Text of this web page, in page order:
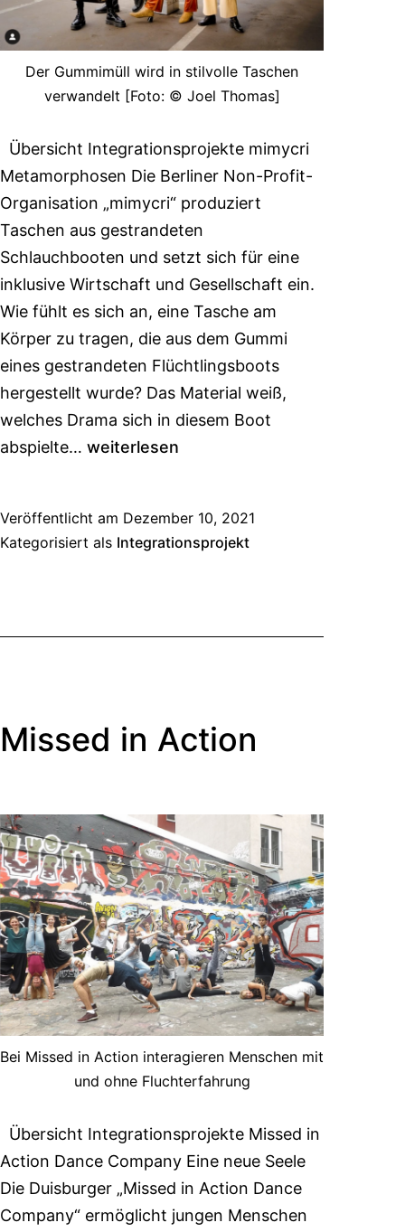
Der Gummimüll wird in stilvolle Taschen
verwandelt [Foto: © Joel Thomas]
Übersicht Integrationsprojekte mimycri
Metamorphosen Die Berliner Non-Profit-
Organisation „mimycri“ produziert
Taschen aus gestrandeten
Schlauchbooten und setzt sich für eine
inklusive Wirtschaft und Gesellschaft ein.
Wie fühlt es sich an, eine Tasche am
Körper zu tragen, die aus dem Gummi
eines gestrandeten Flüchtlingsboots
hergestellt wurde? Das Material weiß,
welches Drama sich in diesem Boot
abspielte… weiterlesen
Veröffentlicht am Dezember 10, 2021
Kategorisiert als Integrationsprojekt
Missed in Action
Bei Missed in Action interagieren Menschen mit
und ohne Fluchterfahrung
Übersicht Integrationsprojekte Missed in
Action Dance Company Eine neue Seele
Die Duisburger „Missed in Action Dance
Company“ ermöglicht jungen Menschen